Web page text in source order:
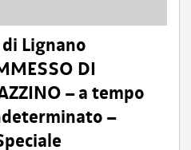
Lignano
DI
– a tempo
–